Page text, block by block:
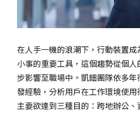
在人手一機的浪潮下，行動裝置
小事的重要工具，這個趨勢從個
步影響至職場中。凱鈿團隊依多
發經驗，分析用戶在工作環境使用
主要欲達到三種目的：跨地辦公